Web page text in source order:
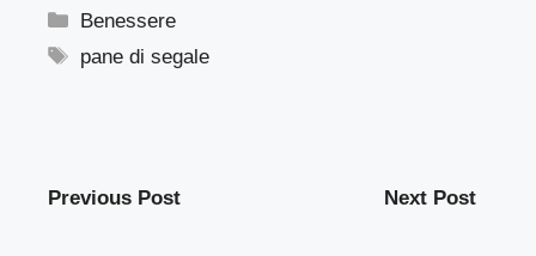
Categorie
Benessere
Tag
pane di segale
Previous Post Next Post